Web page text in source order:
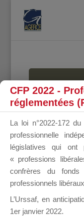
CFP 2022 -
réglementées
La loi n°2022-172
professionnelle
législatives qui ont
« professions
confrères du fonds
professionnels
L’Urssaf, en
1er janvier 2022.